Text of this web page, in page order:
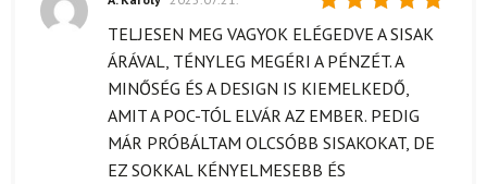
Értékelés:
/ 5
TELJESEN MEG VAGYOK ELÉGEDVE A SISAK
ÁRÁVAL, TÉNYLEG MEGÉRI A PÉNZÉT. A
MINŐSÉG ÉS A DESIGN IS KIEMELKEDŐ,
AMIT A POC-TÓL ELVÁR AZ EMBER. PEDIG
MÁR PRÓBÁLTAM OLCSÓBB SISAKOKAT, DE
EZ SOKKAL KÉNYELMESEBB ÉS